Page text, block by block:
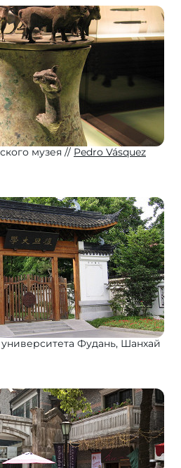
музея
Pedro Vásquez
Фудань, Шанхай